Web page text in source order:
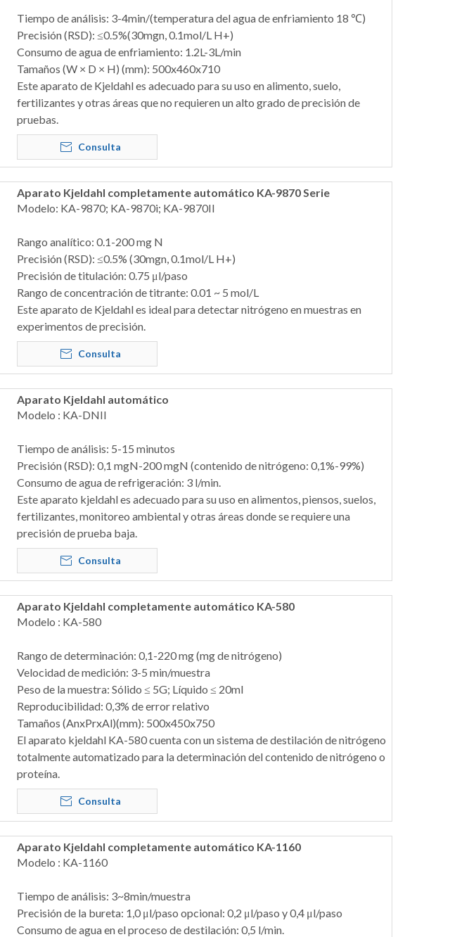
Tiempo de análisis: 3-4min/(temperatura del agua de enfriamiento 18 ℃)
Precisión (RSD): ≤0.5%(30mgn, 0.1mol/L H+)
Consumo de agua de enfriamiento: 1.2L-3L/min
Tamaños (W × D × H) (mm): 500x460x710
Este aparato de Kjeldahl es adecuado para su uso en alimento, suelo,
fertilizantes y otras áreas que no requieren un alto grado de precisión de
pruebas.
Consulta
Aparato Kjeldahl completamente automático KA-9870 Serie
Modelo: KA-9870; KA-9870i; KA-9870II
Rango analítico: 0.1-200 mg N
Precisión (RSD): ≤0.5% (30mgn, 0.1mol/L H+)
Precisión de titulación: 0.75 μl/paso
Rango de concentración de titrante: 0.01 ~ 5 mol/L
Este aparato de Kjeldahl es ideal para detectar nitrógeno en muestras en
experimentos de precisión.
Consulta
Aparato Kjeldahl automático
Modelo : KA-DNII
Tiempo de análisis: 5-15 minutos
Precisión (RSD): 0,1 mgN-200 mgN (contenido de nitrógeno: 0,1%-99%)
Consumo de agua de refrigeración: 3 l/min.
Este aparato kjeldahl es adecuado para su uso en alimentos, piensos, suelos,
fertilizantes, monitoreo ambiental y otras áreas donde se requiere una
precisión de prueba baja.
Consulta
Aparato Kjeldahl completamente automático KA-580
Modelo : KA-580
Rango de determinación: 0,1-220 mg (mg de nitrógeno)
Velocidad de medición: 3-5 min/muestra
Peso de la muestra: Sólido ≤ 5G; Líquido ≤ 20ml
Reproducibilidad: 0,3% de error relativo
Tamaños (AnxPrxAl)(mm): 500x450x750
El aparato kjeldahl KA-580 cuenta con un sistema de destilación de nitrógeno
totalmente automatizado para la determinación del contenido de nitrógeno o
proteína.
Consulta
Aparato Kjeldahl completamente automático KA-1160
Modelo : KA-1160
Tiempo de análisis: 3~8min/muestra
Precisión de la bureta: 1,0 μl/paso opcional: 0,2 μl/paso y 0,4 μl/paso
Consumo de agua en el proceso de destilación: 0,5 l/min.